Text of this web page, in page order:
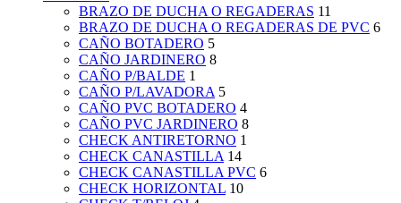
BRAZO DE DUCHA O REGADERAS 11
BRAZO DE DUCHA O REGADERAS DE PVC 6
CAÑO BOTADERO 5
CAÑO JARDINERO 8
CAÑO P/BALDE 1
CAÑO P/LAVADORA 5
CAÑO PVC BOTADERO 4
CAÑO PVC JARDINERO 8
CHECK ANTIRETORNO 1
CHECK CANASTILLA 14
CHECK CANASTILLA PVC 6
CHECK HORIZONTAL 10